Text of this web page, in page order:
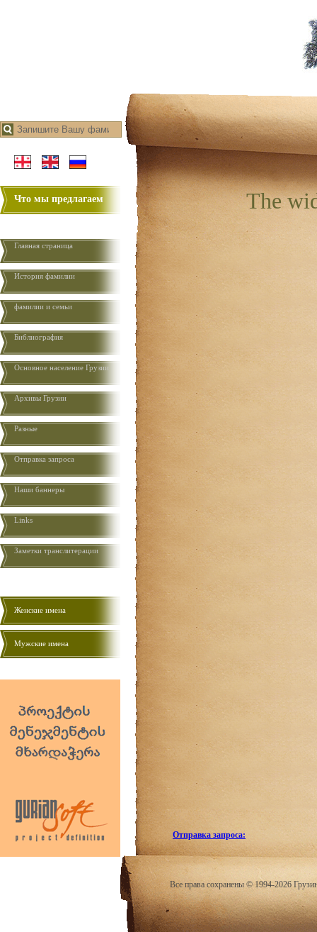
Что мы предлагаем
Главная страница
История фамилии
фамилии и семьи
Библиография
Основное население Грузии
Aрхивы Грузии
Разные
Отправка запроса
Наши баннеры
Links
Заметки транслитерации
Женские имена
Мужские имена
The
Отправка запроса:
Все права сохранены © 1994-2026